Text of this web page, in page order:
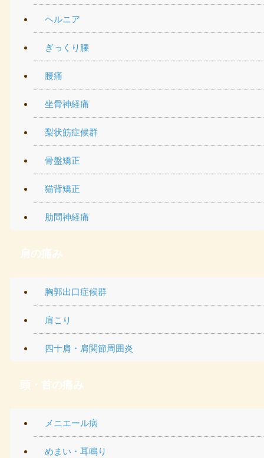
ヘルニア
ぎっくり腰
腰痛
坐骨神経痛
梨状筋症候群
骨盤矯正
猫背矯正
肋間神経痛
肩の痛み
胸郭出口症候群
肩こり
四十肩・肩関節周囲炎
頭・首の痛み
メニエール病
めまい・耳鳴り